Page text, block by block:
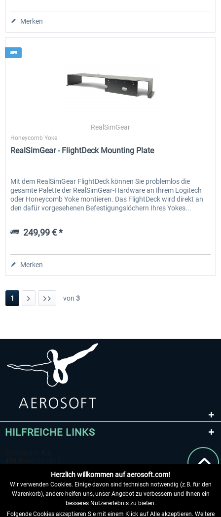
Merken
RealSimGear
Honeycomb Yoke
RealSimGear - FlightDeck Mounting Plate
Mit dem RealSimGear FlightDeck können Sie problemlos die
gesamte Palette der RealSimGear-Hardware an Ihrem Logitech
oder Honeycomb Yoke montieren. Das FlightDeck wird direkt an
den dafür vorgesehenen Befestigungslöchern Ihres Yokes...
249,99 € *
Merken
1 von 3
HILFREICHE LINKS
Herzlich willkommen auf aerosoft.com!
Wir verwenden Cookies. Einige davon sind technisch notwendig (z.B. für den
Warenkorb), andere helfen uns, unser Angebot zu verbessern und Ihnen ein
besseres Nutzererlebnis zu bieten.
Folgende Cookies akzeptieren Sie mit einem Klick auf Alle akzeptieren. Weitere